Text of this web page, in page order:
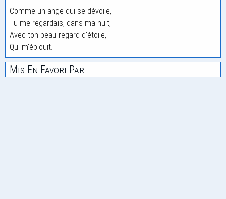
Comme un ange qui se dévoile,
Tu me regardais, dans ma nuit,
Avec ton beau regard d'étoile,
Qui m'éblouit.
Mis En Favori Par